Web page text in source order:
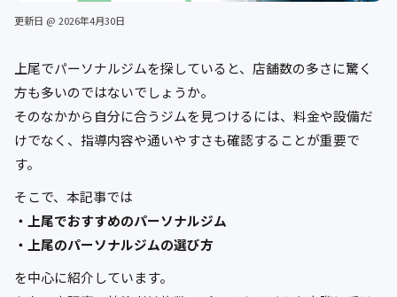
更新日 @ 2026年4月30日
上尾でパーソナルジムを探していると、店舗数の多さに驚く
方も多いのではないでしょうか。
そのなかから自分に合うジムを見つけるには、料金や設備だ
けでなく、指導内容や通いやすさも確認することが重要で
す。
そこで、本記事では
・上尾でおすすめのパーソナルジム
・上尾のパーソナルジムの選び方
を中心に紹介しています。